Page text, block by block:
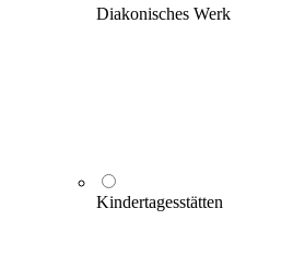
Diakonisches Werk
Kindertagesstätten